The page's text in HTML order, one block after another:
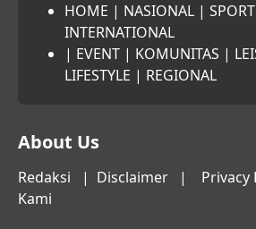
HOME | NASIONAL | SPORT
INTERNATIONAL
| EVENT | KOMUNITAS |
LIFESTYLE | REGIONAL
About Us
Redaksi | Disclaimer | Privacy
Kami